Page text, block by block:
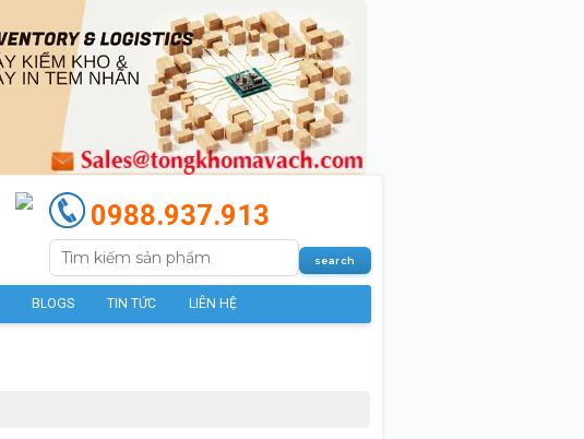
0988.937.913
BLOGS TIN TỨC LIÊN HỆ